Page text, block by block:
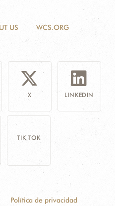
US WCS.ORG
X LINKEDIN
TIK TOK
Política de privacidad